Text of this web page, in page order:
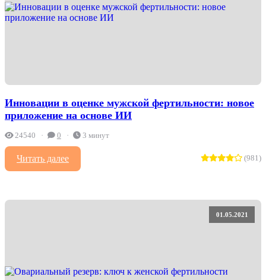
Инновации в оценке мужской фертильности: новое
приложение на основе ИИ
24540 0 3 минут
Читать далее (981)
01.05.2021